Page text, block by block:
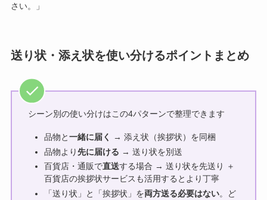
さい。」
送り状・添え状を使い分けるポイントまとめ
シーン別の使い分けはこの4パターンで整理できます
品物と一緒に届く
→ 添え状（挨拶状）を同梱
品物より先に届ける → 送り状を別送
百貨店・通販で直送する場合 → 送り状を先送り ＋
百貨店の挨拶状サービスも活用するとより丁寧
「送り状」と「挨拶状」を両方送る必要はない。ど